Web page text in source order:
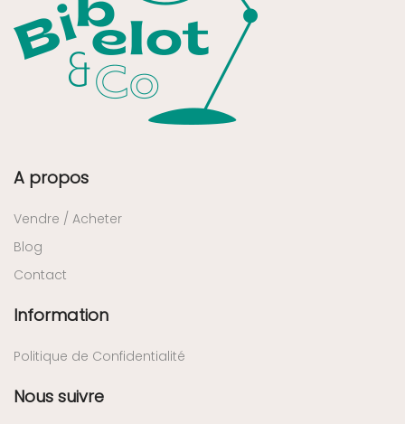
A propos
Vendre / Acheter
Blog
Contact
Information
Politique de Confidentialité
Nous suivre